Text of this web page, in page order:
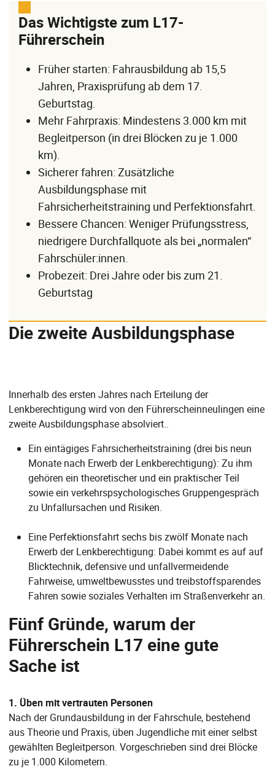
Das Wichtigste zum L17-
Führerschein
Früher starten: Fahrausbildung ab 15,5
Jahren, Praxisprüfung ab dem 17.
Geburtstag.
Mehr Fahrpraxis: Mindestens 3.000 km mit
Begleitperson (in drei Blöcken zu je 1.000
km).
Sicherer fahren: Zusätzliche
Ausbildungsphase mit
Fahrsicherheitstraining und Perfektionsfahrt.
Bessere Chancen: Weniger Prüfungsstress,
niedrigere Durchfallquote als bei „normalen“
Fahrschüler:innen.
Probezeit: Drei Jahre oder bis zum 21.
Geburtstag
Die zweite Ausbildungsphase
Innerhalb des ersten Jahres nach Erteilung der
Lenkberechtigung wird von den Führerscheinneulingen eine
zweite Ausbildungsphase absolviert..
Ein eintägiges Fahrsicherheitstraining (drei bis neun
Monate nach Erwerb der Lenkberechtigung): Zu ihm
gehören ein theoretischer und ein praktischer Teil
sowie ein verkehrspsychologisches Gruppengespräch
zu Unfallursachen und Risiken.
Eine Perfektionsfahrt sechs bis zwölf Monate nach
Erwerb der Lenkberechtigung: Dabei kommt es auf auf
Blicktechnik, defensive und unfallvermeidende
Fahrweise, umweltbewusstes und treibstoffsparendes
Fahren sowie soziales Verhalten im Straßenverkehr an.
Fünf Gründe, warum der
Führerschein L17 eine gute
Sache ist
1. Üben mit vertrauten Personen
Nach der Grundausbildung in der Fahrschule, bestehend
aus Theorie und Praxis, üben Jugendliche mit einer selbst
gewählten Begleitperson. Vorgeschrieben sind drei Blöcke
zu je 1.000 Kilometern.